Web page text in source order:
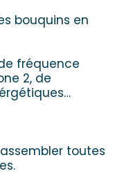
bouquins en
fréquence
2, de
toutes